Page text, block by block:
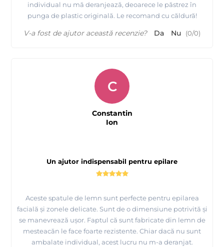
individual nu mă deranjează, deoarece le păstrez în
punga de plastic originală. Le recomand cu căldură!
V-a fost de ajutor această recenzie? Da Nu (0/0)
Un ajutor indispensabil pentru epilare
Aceste spatule de lemn sunt perfecte pentru epilarea
facială și zonele delicate. Sunt de o dimensiune potrivită și
se manevrează ușor. Faptul că sunt fabricate din lemn de
mesteacăn le face foarte rezistente. Chiar dacă nu sunt
ambalate individual, acest lucru nu m-a deranjat.
C
Constantin
Ion